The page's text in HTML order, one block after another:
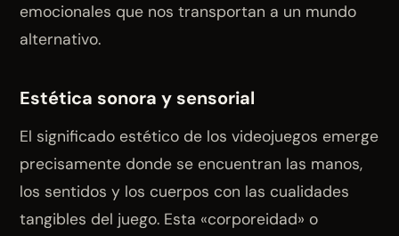
emocionales que nos transportan a un mundo
alternativo.
Estética sonora y sensorial
El significado estético de los videojuegos emerge
precisamente donde se encuentran las manos,
los sentidos y los cuerpos con las cualidades
tangibles del juego. Esta «corporeidad» o